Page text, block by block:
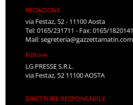
REDAZIONE
via Festaz, 52 - 11100 Aosta
Tel: 0165/231711 - Fax: 0165/1820141
Mail:segreteria@gazzettamatin.com
Editore
LG PRESSE S.R.L.
via Festaz, 52 11100 AOSTA
DIRETTORE RESPONSABILE